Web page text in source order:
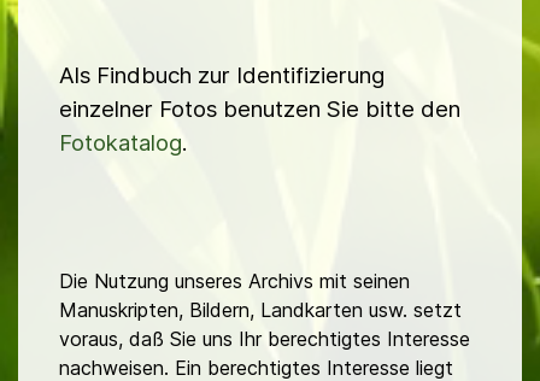
Als Findbuch zur Identifizierung
einzelner Fotos benutzen Sie bitte den
Fotokatalog.
Die Nutzung unseres Archivs mit seinen
Manuskripten, Bildern, Landkarten usw. setzt
voraus, daß Sie uns Ihr berechtigtes Interesse
nachweisen. Ein berechtigtes Interesse liegt